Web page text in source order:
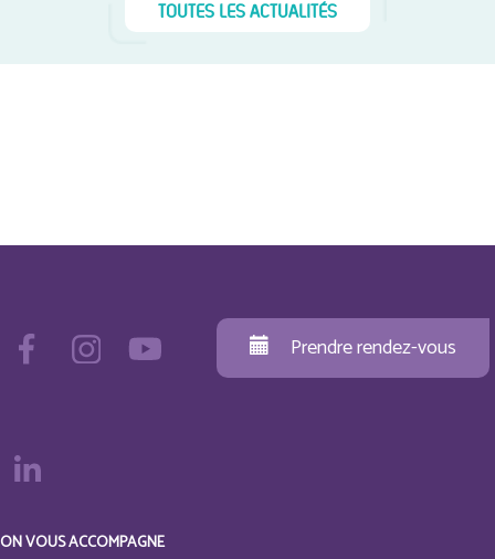
TOUTES LES ACTUALITÉS
Prendre rendez-vous
ON VOUS ACCOMPAGNE